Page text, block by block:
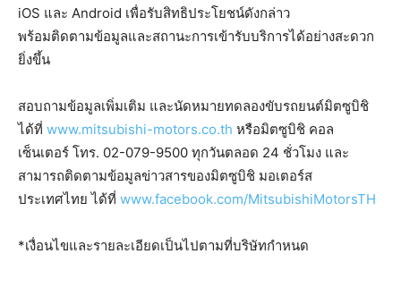
iOS และ Android เพื่อรับสิทธิประโยชน์ดังกล่าว
พร้อมติดตามข้อมูลและสถานะการเข้ารับบริการได้อย่างสะดวก
ยิ่งขึ้น
สอบถามข้อมูลเพิ่มเติม และนัดหมายทดลองขับรถยนต์มิตซูบิชิ
ได้ที่ www.mitsubishi-motors.co.th หรือมิตซูบิชิ คอล
เซ็นเตอร์ โทร. 02-079-9500 ทุกวันตลอด 24 ชั่วโมง และ
สามารถติดตามข้อมูลข่าวสารของมิตซูบิชิ มอเตอร์ส
ประเทศไทย ได้ที่ www.facebook.com/MitsubishiMotorsTH
*เงื่อนไขและรายละเอียดเป็นไปตามที่บริษัทกำหนด